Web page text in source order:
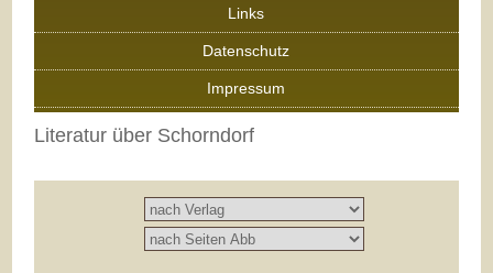
Links
Datenschutz
Impressum
Literatur über Schorndorf